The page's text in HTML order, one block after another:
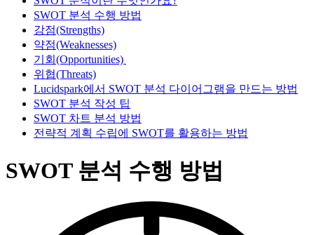
SWOT 분석 수행 방법
강점(Strengths)
약점(Weaknesses)
기회(Opportunities)
위협(Threats)
Lucidspark에서 SWOT 분석 다이어그램을 만드는 방법
SWOT 분석 작성 팁
SWOT 차트 분석 방법
전략적 계획 수립에 SWOT를 활용하는 방법
SWOT 분석 수행 방법